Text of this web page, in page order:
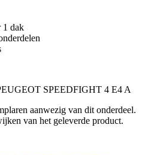
1 dak
SPEEDFIGHT 4 E4 A
aanwezig van dit onderdeel.
van het geleverde product.